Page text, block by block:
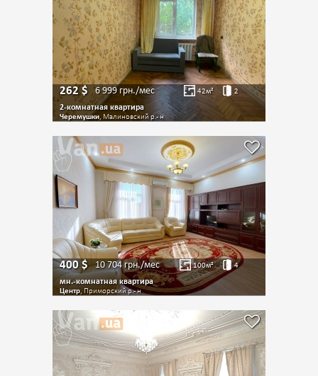
262$ 6 999грн./мес 42м² 2
2-комнатная квартира
Черемушки, Малиновский р.- н
400$ 10 704грн./мес 100м² 4
мн.-комнатная квартира
Центр, Приморский р.- н